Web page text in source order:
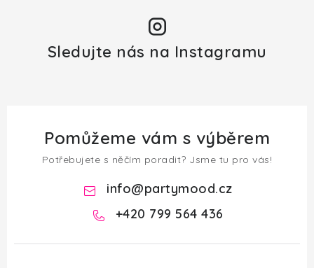
Sledujte nás na Instagramu
Pomůžeme vám s výběrem
Potřebujete s něčím poradit? Jsme tu pro vás!
info@partymood.cz
+420 799 564 436